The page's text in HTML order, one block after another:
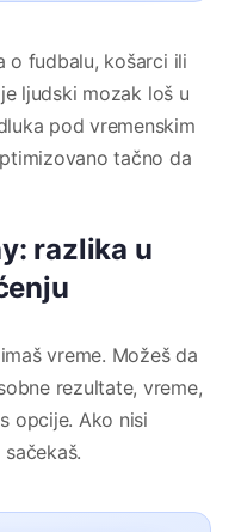
o fudbalu, košarci ili
ljudski mozak loš u
pod vremenskim
tačno da
razlika u
vreme. Možeš da
rezultate, vreme,
opcije. Ako nisi